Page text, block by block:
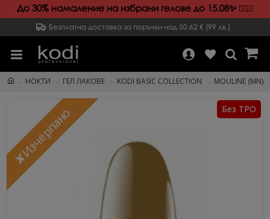
До 30% намаление на избрани гелове до 15.08✨️💁🏻‍♀️
Безплатна доставка за поръчки над 50.62 € (99 лв.)
НОКТИ ГЕЛ ЛАКОВЕ KODI BASIC COLLECTION MOULINE (MN)
Без TPO
✘Изчерпано